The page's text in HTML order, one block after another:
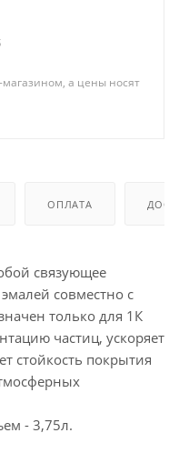
а цены носят
ОПЛАТА
связующее
совместно с
только для 1К
частиц, ускоряет
стойкость покрытия
- 3,75л.